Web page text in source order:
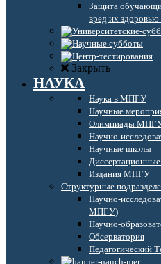
Защита
вред их
Закрыть
НАУКА
Наука в МПГУ
Научные
Олимпиады
Научно-
Научные школы
Издания МПГУ
Структурные
Научно-
МПГУ)
Научно-
Обсерватория
Педагогический